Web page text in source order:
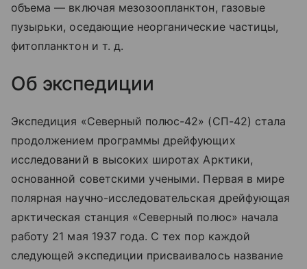
объема — включая мезозоопланктон, газовые
пузырьки, оседающие неорганические частицы,
фитопланктон и т. д.
Об экспедиции
Экспедиция «Северный полюс-42» (СП-42) стала
продолжением программы дрейфующих
исследований в высоких широтах Арктики,
основанной советскими учеными. Первая в мире
полярная научно-исследовательская дрейфующая
арктическая станция «Северный полюс» начала
работу 21 мая 1937 года. С тех пор каждой
следующей экспедиции присваивалось название